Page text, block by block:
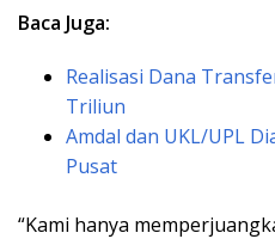
Baca Juga:
Realisasi Dana
Triliun
Amdal dan UKL/UPL
Pusat
“Kami hanya